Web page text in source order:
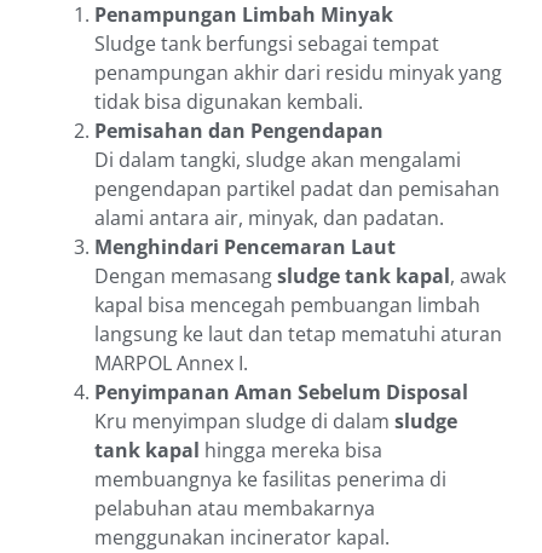
Penampungan Limbah Minyak
Sludge tank berfungsi sebagai tempat
penampungan akhir dari residu minyak yang
tidak bisa digunakan kembali.
Pemisahan dan Pengendapan
Di dalam tangki, sludge akan mengalami
pengendapan partikel padat dan pemisahan
alami antara air, minyak, dan padatan.
Menghindari Pencemaran Laut
Dengan memasangsludge tank kapal, awak
kapal bisa mencegah pembuangan limbah
langsung ke laut dan tetap mematuhi aturan
MARPOL Annex I.
Penyimpanan Aman Sebelum Disposal
Kru menyimpan sludge di dalam sludge
tank kapal hingga mereka bisa
membuangnya ke fasilitas penerima di
pelabuhan atau membakarnya
menggunakan incinerator kapal.